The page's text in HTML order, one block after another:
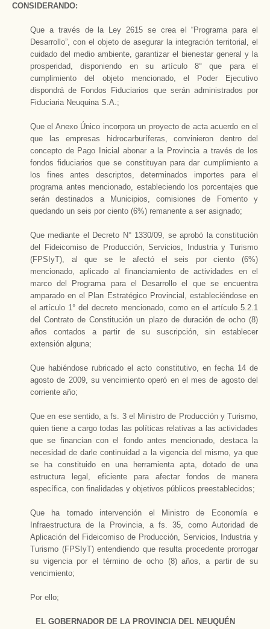
CONSIDERANDO:
Que a través de la Ley 2615 se crea el “Programa para el
Desarrollo”, con el objeto de asegurar la integración territorial, el
cuidado del medio ambiente, garantizar el bienestar general y la
prosperidad, disponiendo en su artículo 8° que para el
cumplimiento del objeto mencionado, el Poder Ejecutivo
dispondrá de Fondos Fiduciarios que serán administrados por
Fiduciaria Neuquina S.A.;
Que el Anexo Único incorpora un proyecto de acta acuerdo en el
que las empresas hidrocarburíferas, convinieron dentro del
concepto de Pago Inicial abonar a la Provincia a través de los
fondos fiduciarios que se constituyan para dar cumplimiento a
los fines antes descriptos, determinados importes para el
programa antes mencionado, estableciendo los porcentajes que
serán destinados a Municipios, comisiones de Fomento y
quedando un seis por ciento (6%) remanente a ser asignado;
Que mediante el Decreto N° 1330/09, se aprobó la constitución
del Fideicomiso de Producción, Servicios, Industria y Turismo
(FPSIyT), al que se le afectó el seis por ciento (6%)
mencionado, aplicado al financiamiento de actividades en el
marco del Programa para el Desarrollo el que se encuentra
amparado en el Plan Estratégico Provincial, estableciéndose en
el artículo 1° del decreto mencionado, como en el artículo 5.2.1
del Contrato de Constitución un plazo de duración de ocho (8)
años contados a partir de su suscripción, sin establecer
extensión alguna;
Que habiéndose rubricado el acto constitutivo, en fecha 14 de
agosto de 2009, su vencimiento operó en el mes de agosto del
corriente año;
Que en ese sentido, a fs. 3 el Ministro de Producción y Turismo,
quien tiene a cargo todas las políticas relativas a las actividades
que se financian con el fondo antes mencionado, destaca la
necesidad de darle continuidad a la vigencia del mismo, ya que
se ha constituido en una herramienta apta, dotado de una
estructura legal, eficiente para afectar fondos de manera
específica, con finalidades y objetivos públicos preestablecidos;
Que ha tomado intervención el Ministro de Economía e
Infraestructura de la Provincia, a fs. 35, como Autoridad de
Aplicación del Fideicomiso de Producción, Servicios, Industria y
Turismo (FPSIyT) entendiendo que resulta procedente prorrogar
su vigencia por el término de ocho (8) años, a partir de su
vencimiento;
Por ello;
EL GOBERNADOR DE LA PROVINCIA DEL NEUQUÉN